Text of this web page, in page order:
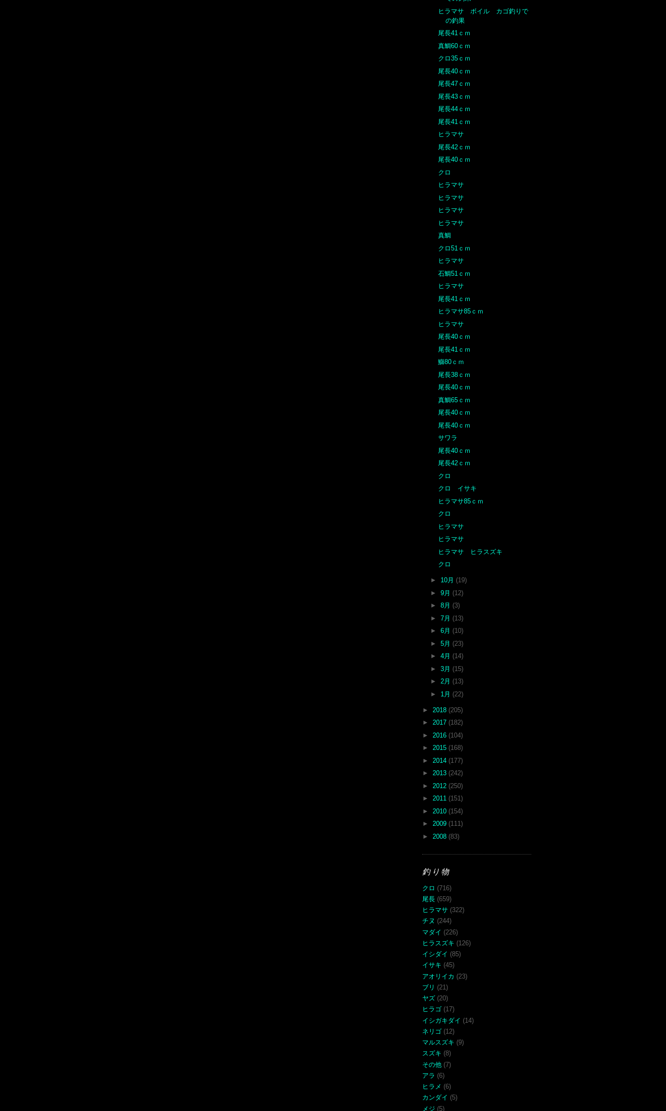
ヒラマサ ボイル カゴ釣りで
の釣果
尾長41ｃｍ
真鯛60ｃｍ
クロ35ｃｍ
尾長40ｃｍ
尾長47ｃｍ
尾長43ｃｍ
尾長44ｃｍ
尾長41ｃｍ
ヒラマサ
尾長42ｃｍ
尾長40ｃｍ
クロ
ヒラマサ
ヒラマサ
ヒラマサ
ヒラマサ
真鯛
クロ51ｃｍ
ヒラマサ
石鯛51ｃｍ
ヒラマサ
尾長41ｃｍ
ヒラマサ85ｃｍ
ヒラマサ
尾長40ｃｍ
尾長41ｃｍ
鰤80ｃｍ
尾長38ｃｍ
尾長40ｃｍ
真鯛65ｃｍ
尾長40ｃｍ
尾長40ｃｍ
サワラ
尾長40ｃｍ
尾長42ｃｍ
クロ
クロ イサキ
ヒラマサ85ｃｍ
クロ
ヒラマサ
ヒラマサ
ヒラマサ ヒラスズキ
クロ
► 10月 (19)
► 9月 (12)
► 8月 (3)
► 7月 (13)
► 6月 (10)
► 5月 (23)
► 4月 (14)
► 3月 (15)
► 2月 (13)
► 1月 (22)
► 2018 (205)
► 2017 (182)
► 2016 (104)
► 2015 (168)
► 2014 (177)
► 2013 (242)
► 2012 (250)
► 2011 (151)
► 2010 (154)
► 2009 (111)
► 2008 (83)
釣り物
クロ (716)
尾長 (659)
ヒラマサ (322)
チヌ (244)
マダイ (226)
ヒラスズキ (126)
イシダイ (85)
イサキ (45)
アオリイカ (23)
ブリ (21)
ヤズ (20)
ヒラゴ (17)
イシガキダイ (14)
ネリゴ (12)
マルスズキ (9)
スズキ (8)
その他 (7)
アラ (6)
ヒラメ (6)
カンダイ (5)
メジ (5)